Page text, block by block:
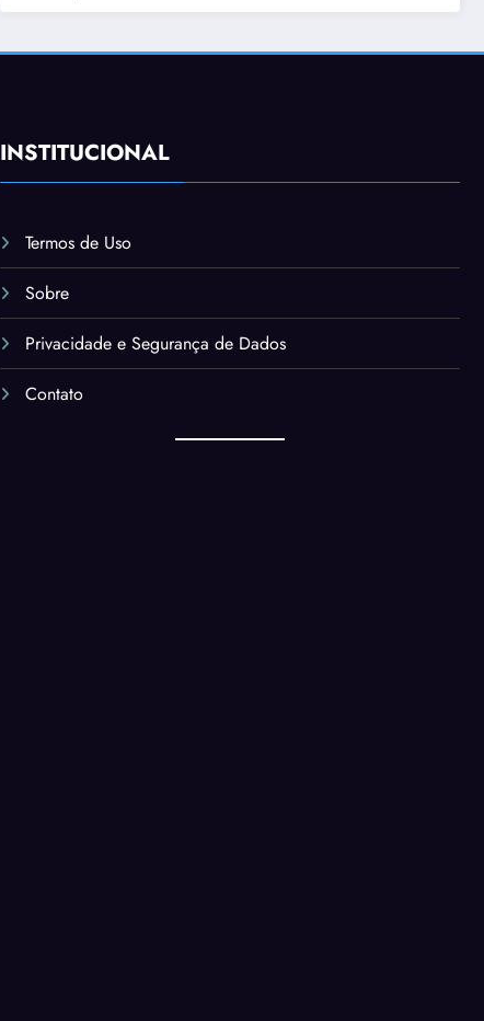
INSTITUCIONAL
Termos de Uso
Sobre
Privacidade e Segurança de Dados
Contato